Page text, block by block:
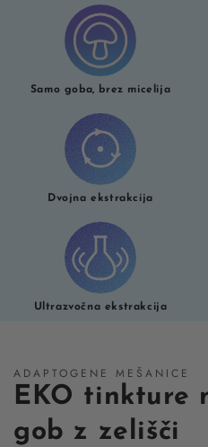
Samo goba, brez micelija
Dvojna ekstrakcija
Ultrazvočna ekstrakcija
ADAPTOGENE MEŠANICE
EKO tinkture
gob z zelišči